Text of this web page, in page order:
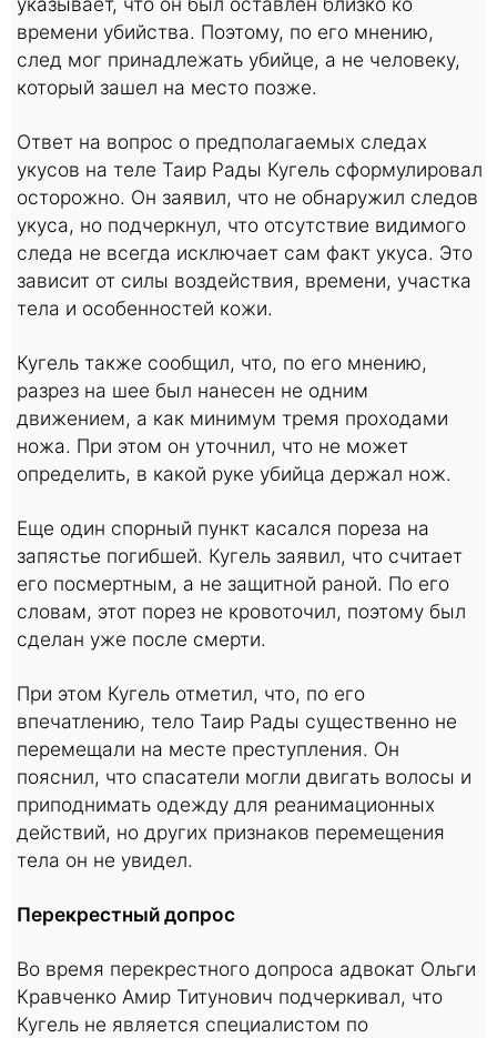
времени убийства. Поэтому, по его мнению,
след мог принадлежать убийце, а не человеку,
который зашел на место позже.
Ответ на вопрос о предполагаемых следах
укусов на теле Таир Рады Кугель сформулировал
осторожно. Он заявил, что не обнаружил следов
укуса, но подчеркнул, что отсутствие видимого
следа не всегда исключает сам факт укуса. Это
зависит от силы воздействия, времени, участка
тела и особенностей кожи.
Кугель также сообщил, что, по его мнению,
разрез на шее был нанесен не одним
движением, а как минимум тремя проходами
ножа. При этом он уточнил, что не может
определить, в какой руке убийца держал нож.
Еще один спорный пункт касался пореза на
запястье погибшей. Кугель заявил, что считает
его посмертным, а не защитной раной. По его
словам, этот порез не кровоточил, поэтому был
сделан уже после смерти.
При этом Кугель отметил, что, по его
впечатлению, тело Таир Рады существенно не
перемещали на месте преступления. Он
пояснил, что спасатели могли двигать волосы и
приподнимать одежду для реанимационных
действий, но других признаков перемещения
тела он не увидел.
Перекрестный допрос
Во время перекрестного допроса адвокат Ольги
Кравченко Амир Титунович подчеркивал, что
Кугель не является специалистом по